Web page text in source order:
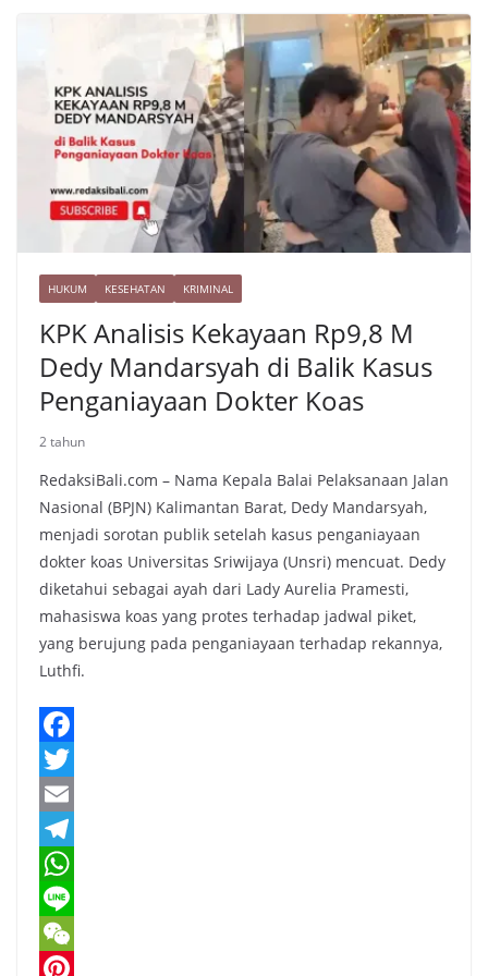
HUKUM KESEHATAN KRIMINAL
KPK Analisis Kekayaan Rp9,8 M
Dedy Mandarsyah di Balik Kasus
Penganiayaan Dokter Koas
2 tahun
RedaksiBali.com – Nama Kepala Balai Pelaksanaan Jalan
Nasional (BPJN) Kalimantan Barat, Dedy Mandarsyah,
menjadi sorotan publik setelah kasus penganiayaan
dokter koas Universitas Sriwijaya (Unsri) mencuat. Dedy
diketahui sebagai ayah dari Lady Aurelia Pramesti,
mahasiswa koas yang protes terhadap jadwal piket,
yang berujung pada penganiayaan terhadap rekannya,
Luthfi.
F
a
c
e
b
o
o
T
w
t
t
e
E
m
a
T
e
e
W
h
a
L
W